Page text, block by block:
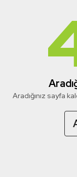
Aradığınız sayfa